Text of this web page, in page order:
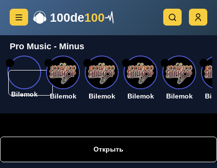
100de100
Pro Music - Minus
Bilemok Bilemok Bilemok Bilemok Bilemok
Открыть